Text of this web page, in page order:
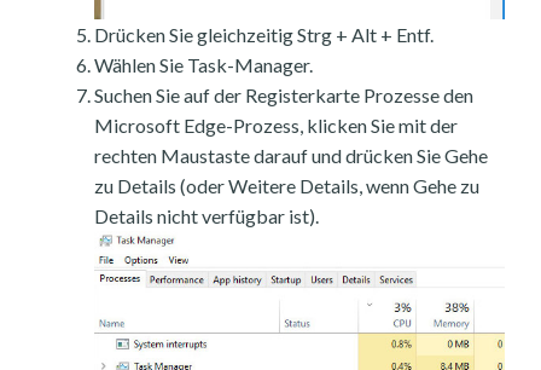
Drücken Sie gleichzeitig Strg + Alt + Entf.
Wählen Sie Task-Manager.
Suchen Sie auf der Registerkarte Prozesse den
Microsoft Edge-Prozess, klicken Sie mit der
rechten Maustaste darauf und drücken Sie Gehe
zu Details (oder Weitere Details, wenn Gehe zu
Details nicht verfügbar ist).